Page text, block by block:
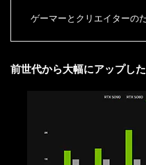
ゲーマーとクリエイターの
前世代から大幅にアップし